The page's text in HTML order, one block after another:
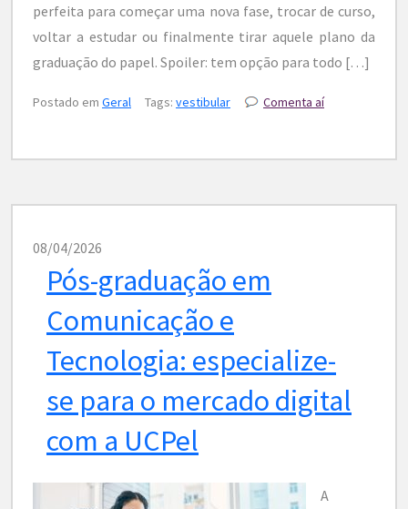
perfeita para começar uma nova fase, trocar de curso,
voltar a estudar ou finalmente tirar aquele plano da
graduação do papel. Spoiler: tem opção para todo […]
Postado em Geral Tags: vestibular Comenta aí
08/04/2026
Pós-graduação em
Comunicação e
Tecnologia: especialize-
se para o mercado digital
com a UCPel
A